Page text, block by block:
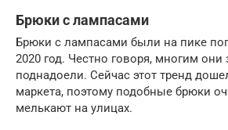
Брюки с лампасами
Брюки с лампасами были на пике
2020 год. Честно говоря, многим они
поднадоели. Сейчас этот тренд
маркета, поэтому подобные брюки
мелькают на улицах.